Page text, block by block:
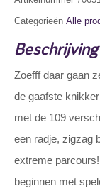
Categorieën Alle
Beschrijving
Zoefff daar gaan
de gaafste
met de 109
een radje, zigzag
extreme
beginnen met